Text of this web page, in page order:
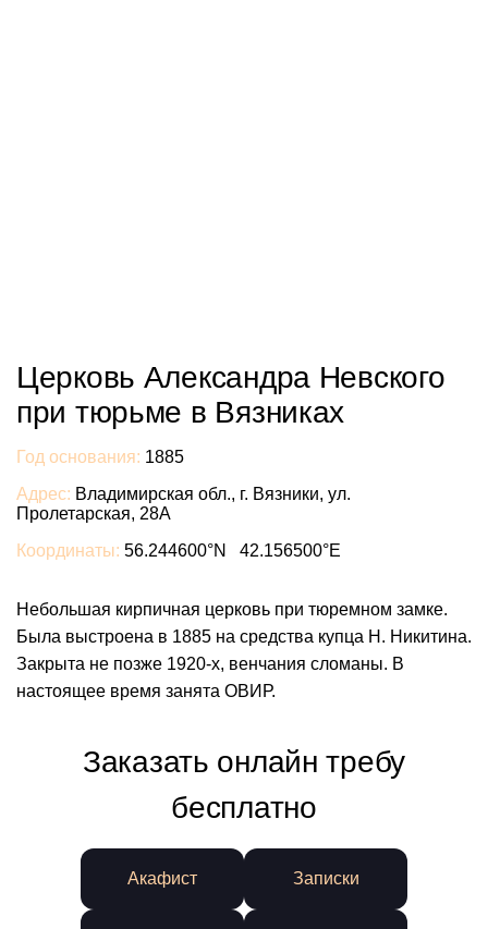
Церковь Александра Невского
при тюрьме в Вязниках
Год основания: 1885
Адрес: Владимирская обл., г. Вязники, ул.
Пролетарская, 28А
Координаты: 56.244600°N 42.156500°E
Небольшая кирпичная церковь при тюремном замке.
Была выстроена в 1885 на средства купца Н. Никитина.
Закрыта не позже 1920-х, венчания сломаны. В
настоящее время занята ОВИР.
Заказать онлайн требу
бесплатно
Акафист Записки